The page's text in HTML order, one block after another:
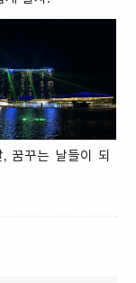
, 꿈꾸는 날들이 되